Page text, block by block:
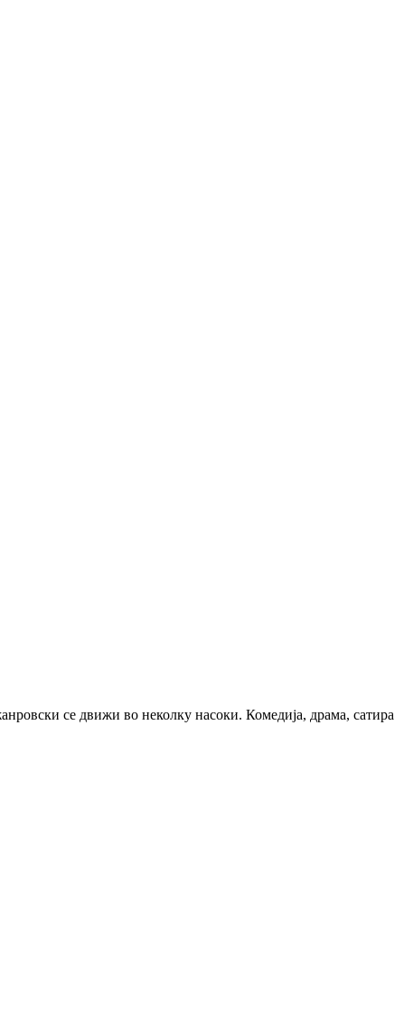
се движи во неколку насоки. Комедија, драма, сатира